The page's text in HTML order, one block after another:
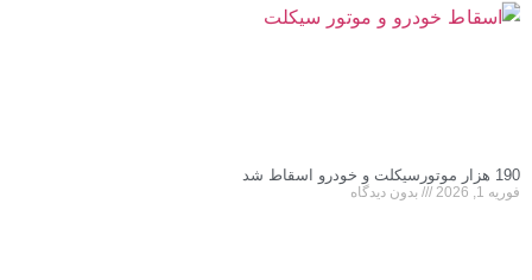
190 هزار موتورسیکلت و خودرو اسقاط شد
فوریه 1, 2026 بدون دیدگاه